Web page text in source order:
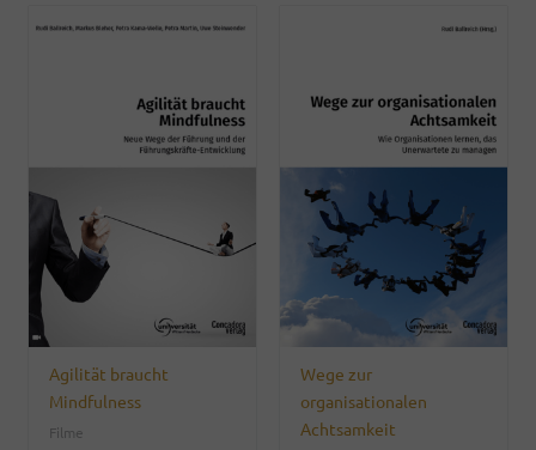
Agilität braucht
Mindfulness
Filme
Wege zur
organisationalen
Achtsamkeit